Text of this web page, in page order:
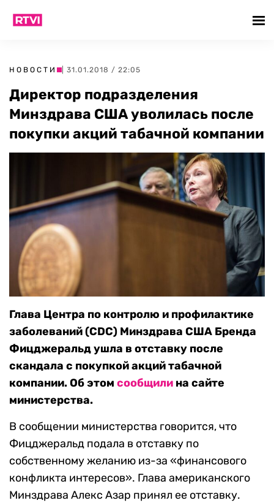
НОВОСТИ | 31.01.2018 / 22:05
Директор подразделения
Минздрава США уволилась после
покупки акций табачной компании
Глава Центра по контролю и профилактике
заболеваний (CDC) Минздрава США Бренда
Фицджеральд ушла в отставку после
скандала с покупкой акций табачной
компании. Об этом сообщили на сайте
министерства.
В сообщении министерства говорится, что
Фицджеральд подала в отставку по
собственному желанию из-за «финансового
конфликта интересов». Глава американского
Минздрава Алекс Азар принял ее отставку.